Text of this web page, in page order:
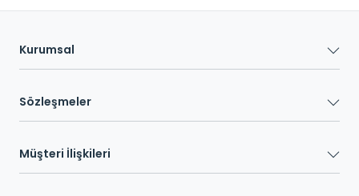
Kurumsal
Sözleşmeler
Müşteri İlişkileri